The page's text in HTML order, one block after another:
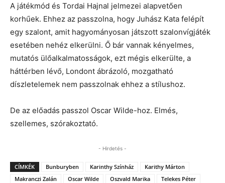
A játékmód és Tordai Hajnal jelmezei alapvetően
korhűek. Ehhez az passzolna, hogy Juhász Kata felépít
egy szalont, amit hagyományosan játszott szalonvígjáték
esetében nehéz elkerülni. Ő bár vannak kényelmes,
mutatós ülőalkalmatosságok, ezt mégis elkerülte, a
háttérben lévő, Londont ábrázoló, mozgatható
díszletelemek nem passzolnak ehhez a stílushoz.
De az előadás passzol Oscar Wilde-hoz. Elmés,
szellemes, szórakoztató.
- Hirdetés -
CÍMKÉK Bunburyben Karinthy Színház
Karithy Márton
Makranczi Zalán
Oscar Wilde Oszvald Marika Telekes Péter